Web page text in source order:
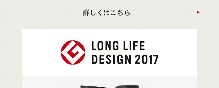
詳しくはこちら